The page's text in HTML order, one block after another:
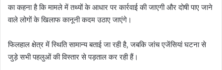
का कहना है कि मामले में तथ्यों के आधार पर कार्रवाई की जाएगी और दोषी पाए जाने
वाले लोगों के खिलाफ कानूनी कदम उठाए जाएंगे।
फिलहाल क्षेत्र में स्थिति सामान्य बताई जा रही है, जबकि जांच एजेंसियां घटना से
जुड़े सभी पहलुओं की विस्तार से पड़ताल कर रही हैं।